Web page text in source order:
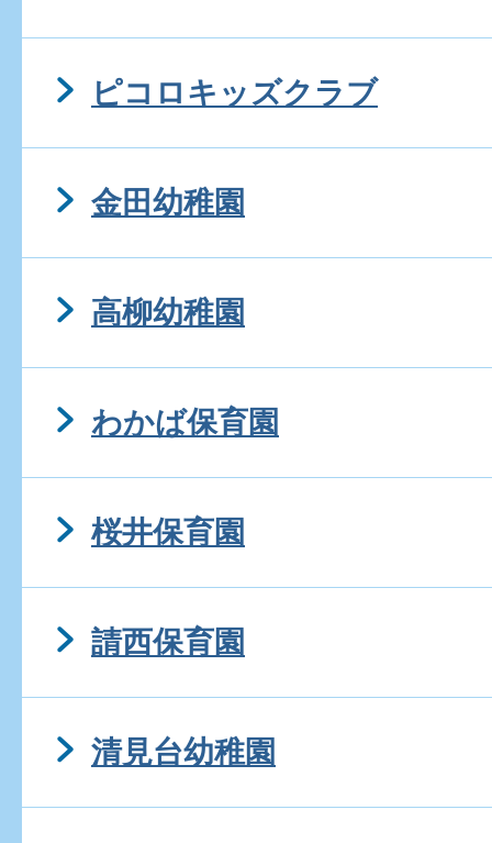
ピコロキッズクラブ
金田幼稚園
高柳幼稚園
わかば保育園
桜井保育園
請西保育園
清見台幼稚園